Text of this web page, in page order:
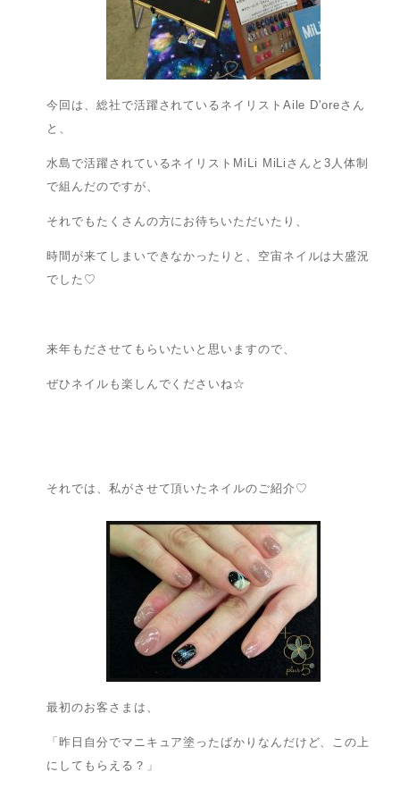
今回は、総社で活躍されているネイリストAile D'oreさん
と、
水島で活躍されているネイリストMiLi MiLiさんと3人体制
で組んだのですが、
それでもたくさんの方にお待ちいただいたり、
時間が来てしまいできなかったりと、空宙ネイルは大盛況
でした♡
来年もださせてもらいたいと思いますので、
ぜひネイルも楽しんでくださいね☆
それでは、私がさせて頂いたネイルのご紹介♡
最初のお客さまは、
「昨日自分でマニキュア塗ったばかりなんだけど、この上
にしてもらえる？」